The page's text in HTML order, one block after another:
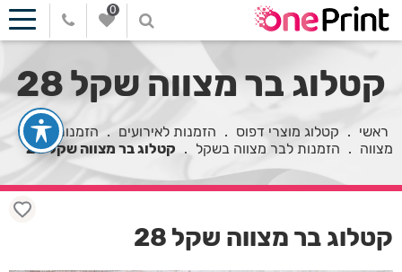
0
קטלוג בר מצווה שקל 28
ראשי . קטלוג מוצרי דפוס . הזמנות לאירועים . הזמנות לבר
מצווה . הזמנות לבר מצווה בשקל . קטלוג בר מצווה שקל 28
קטלוג בר מצווה שקל 28